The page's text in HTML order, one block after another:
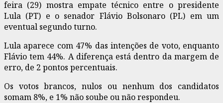
feira (29) mostra empate técnico entre o presidente
Lula (PT) e o senador Flávio Bolsonaro (PL) em um
eventual segundo turno.
Lula aparece com 47% das intenções de voto, enquanto
Flávio tem 44%. A diferença está dentro da margem de
erro, de 2 pontos percentuais.
Os votos brancos, nulos ou nenhum dos candidatos
somam 8%, e 1% não soube ou não respondeu.